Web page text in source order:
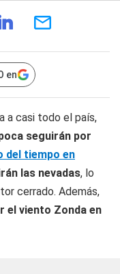
en
a casi todo el país,
seguirán por
del tiempo en
las nevadas, lo
cerrado. Además,
el viento Zonda en